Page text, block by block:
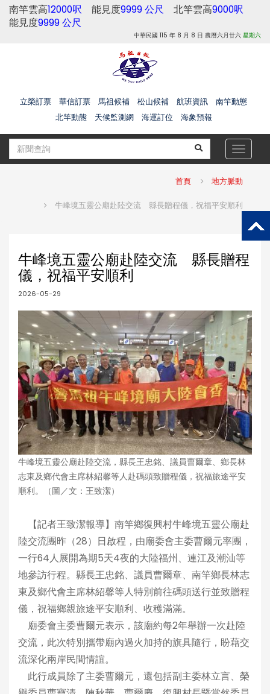
南竿雲高12000呎 能見度9999 公尺 北竿雲高9000呎
能見度9999 公尺
中華民國 115 年 8 月 8 日 農曆六月廿六 星期六
立榮訂票 華信訂票 馬祖候補 松山候補 航班資訊
南竿動態
北竿動態
天候監測網 海運訂位 海象預報
Toggle
首頁 地方脈動
牛峰境五靈公廟赴陸交流 縣長贈程儀，祝福平安順利
牛峰境五靈公廟赴陸交流 縣長贈程
儀，祝福平安順利
2026-05-29
牛峰境五靈公廟赴陸交流，縣長王忠銘、議員曹爾章、鄉長林
志東及鄉代會主席林紹馨等人赴碼頭致贈程儀，祝福旅途平安
順利。（圖／文：王致潔）
【記者王致潔報導】南竿鄉復興村牛峰境五靈公廟赴
陸交流團昨（28）日啟程，由廟委會主委曹爾元率團，
一行64人展開為期5天4夜的大陸福州、連江及潮汕等
地參訪行程。縣長王忠銘、議員曹爾章、南竿鄉長林志
東及鄉代會主席林紹馨等人特別前往碼頭送行並致贈程
儀，祝福鄉親旅途平安順利、收穫滿滿。
廟委會主委曹爾元表示，該廟約每2年舉辦一次赴陸
交流，此次特別攜帶廟內過火加持的旗具隨行，盼藉交
流深化兩岸民間情誼。
此行成員除了主委曹爾元，還包括副主委林立言、榮